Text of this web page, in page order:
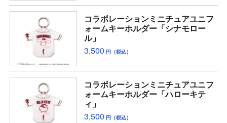
コラボレーションミニチュアユニフ
ォームキーホルダー「シナモロー
ル」
3,500 円（税込）
コラボレーションミニチュアユニフ
ォームキーホルダー「ハローキテ
ィ」
3,500 円（税込）